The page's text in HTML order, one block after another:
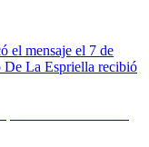
el mensaje el 7 de
De La Espriella recibió